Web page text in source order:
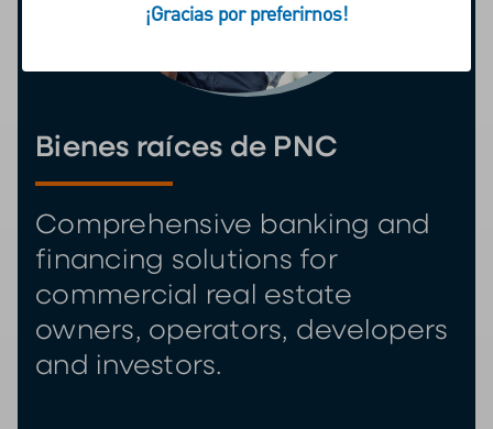
Bienes raíces de PNC
Comprehensive banking and
financing solutions for
commercial real estate
owners, operators, developers
and investors.
¡Gracias por preferirnos!